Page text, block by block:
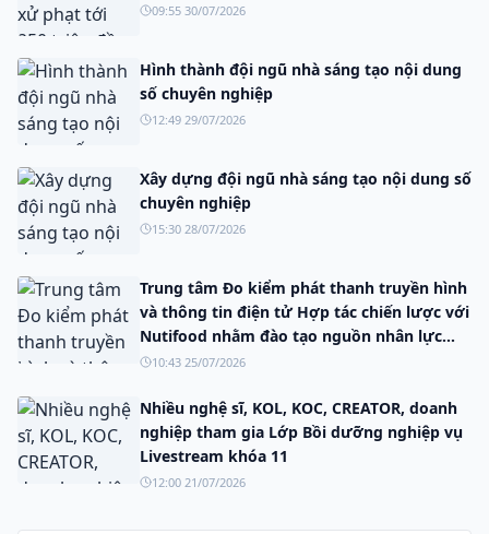
09:55 30/07/2026
Hình thành đội ngũ nhà sáng tạo nội dung
số chuyên nghiệp
12:49 29/07/2026
Xây dựng đội ngũ nhà sáng tạo nội dung số
chuyên nghiệp
15:30 28/07/2026
Trung tâm Đo kiểm phát thanh truyền hình
và thông tin điện tử Hợp tác chiến lược với
Nutifood nhằm đào tạo nguồn nhân lực
truyền thông số.
10:43 25/07/2026
Nhiều nghệ sĩ, KOL, KOC, CREATOR, doanh
nghiệp tham gia Lớp Bồi dưỡng nghiệp vụ
Livestream khóa 11
12:00 21/07/2026